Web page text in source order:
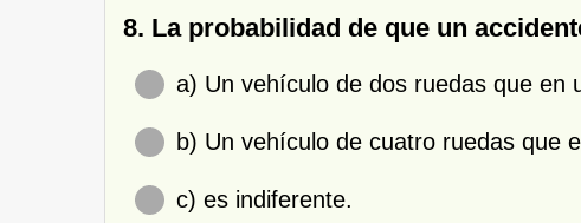
8. La probabilidad de que un
a) Un vehículo de dos ruedas que en
b) Un vehículo de cuatro ruedas que
c) es indiferente.